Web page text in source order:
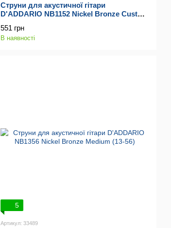
Струни для акустичної гітари
D'ADDARIO NB1152 Nickel Bronze Custom
551 грн
В наявності
5
Артикул: 33489